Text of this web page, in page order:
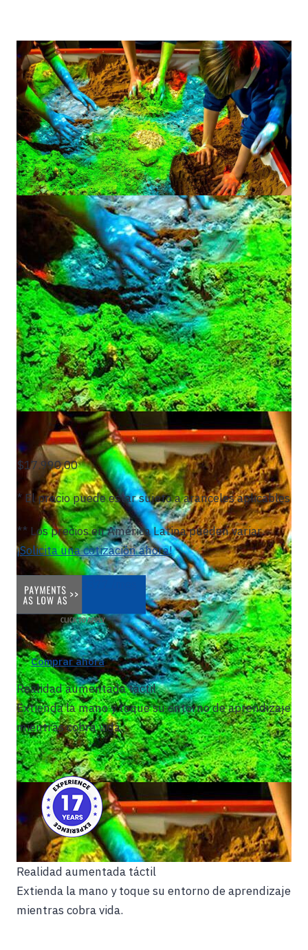
$17.990,00
* El precio puede estar sujeto a aranceles aplicables
** Los precios en América Latina pueden variar.
¡Solicita una cotización ahora!
Comprar ahora
Realidad aumentada táctil
Extienda la mano y toque su entorno de aprendizaje
mientras cobra vida.
Realidad aumentada táctil
Extienda la mano y toque su entorno de aprendizaje
mientras cobra vida.